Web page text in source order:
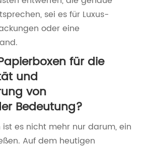
sei es für Luxus-
oder eine
für die
und
von
Bedeutung?
es nicht mehr nur darum, ein
Auf dem heutigen